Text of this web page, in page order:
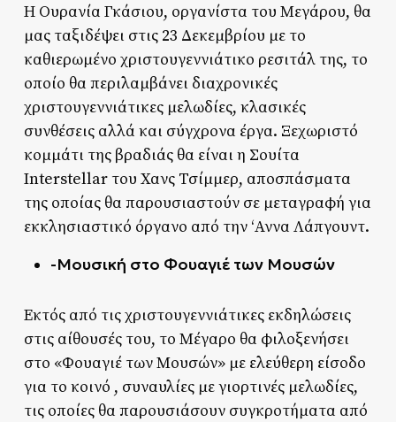
Η Ουρανία Γκάσιου, οργανίστα του Μεγάρου, θα
μας ταξιδέψει στις 23 Δεκεμβρίου με το
καθιερωμένο χριστουγεννιάτικο ρεσιτάλ της, το
οποίο θα περιλαμβάνει διαχρονικές
χριστουγεννιάτικες μελωδίες, κλασικές
συνθέσεις αλλά και σύγχρονα έργα. Ξεχωριστό
κομμάτι της βραδιάς θα είναι η Σουίτα
Interstellar του Χανς Τσίμμερ, αποσπάσματα
της οποίας θα παρουσιαστούν σε μεταγραφή για
εκκλησιαστικό όργανο από την ‘Αννα Λάπγουντ.
-Μουσική στο Φουαγιέ των Μουσών
Εκτός από τις χριστουγεννιάτικες εκδηλώσεις
στις αίθουσές του, το Μέγαρο θα φιλοξενήσει
στο «Φουαγιέ των Μουσών» με ελεύθερη είσοδο
για το κοινό , συναυλίες με γιορτινές μελωδίες,
τις οποίες θα παρουσιάσουν συγκροτήματα από